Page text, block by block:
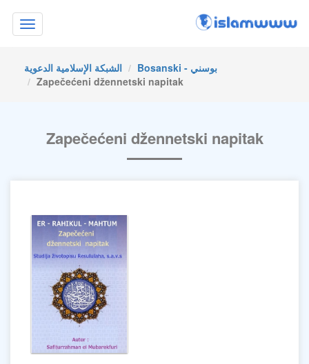
Toggle
navigation
الشبكة الإسلامية الدعوية
Bosanski - بوسني
Zapečećeni džennetski napitak
Zapečećeni džennetski napitak